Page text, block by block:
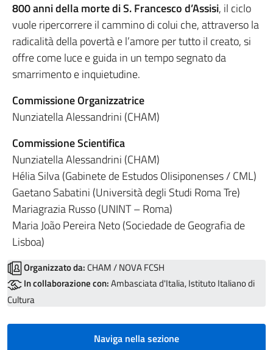
800 anni della morte di S. Francesco d’Assisi, il ciclo
vuole ripercorrere il cammino di colui che, attraverso la
radicalità della povertà e l’amore per tutto il creato, si
offre come luce e guida in un tempo segnato da
smarrimento e inquietudine.
Commissione Organizzatrice
Nunziatella Alessandrini (CHAM)
Commissione Scientifica
Nunziatella Alessandrini (CHAM)
Hélia Silva (Gabinete de Estudos Olisiponenses / CML)
Gaetano Sabatini (Università degli Studi Roma Tre)
Mariagrazia Russo (UNINT – Roma)
Maria João Pereira Neto (Sociedade de Geografia de
Lisboa)
Organizzato da: CHAM / NOVA FCSH
In collaborazione con:Ambasciata d'Italia, Istituto Italiano di
Cultura
Naviga nella sezione